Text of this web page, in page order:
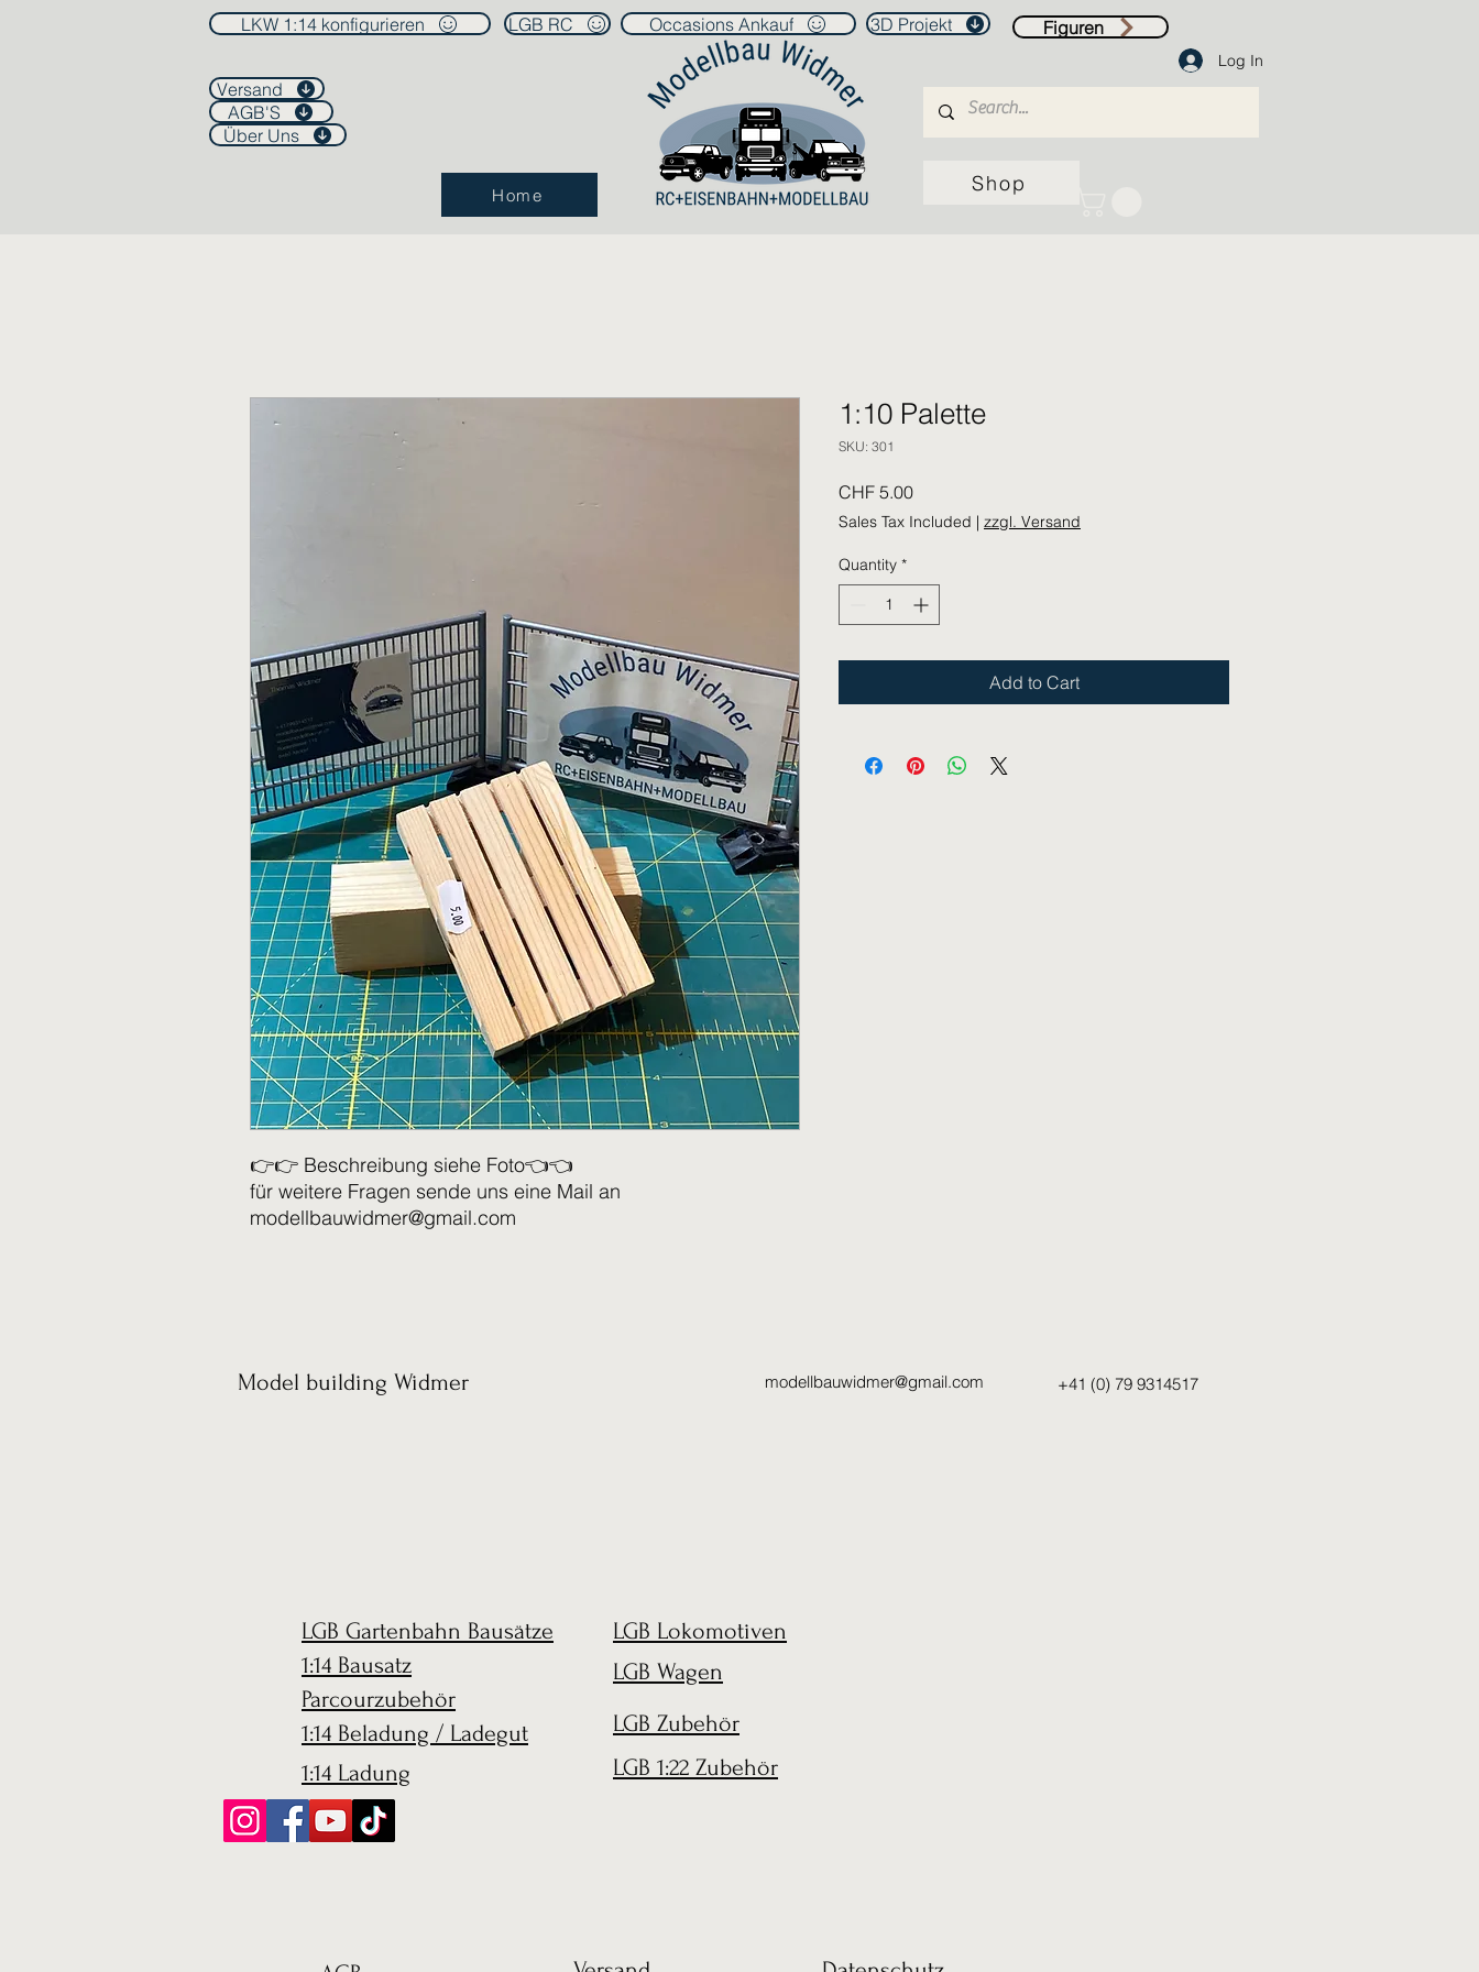
LKW 1:14 konfigurieren LGB RC
Versand
AGB'S
Über Uns
Home
Occasions Ankauf 3D Projekt
Log In
Shop
Figuren
👉👉 Beschreibung siehe Foto👈👈
für weitere Fragen sende uns eine Mail an
modellbauwidmer@gmail.com
1:10 Palette
SKU: 301
CHF 5.00Price
Sales Tax Included | zzgl. Versand
Quantity *
Add to Cart
Model building Widmer modellbauwidmer@gmail.com +41 (0) 79 9314517
LGB Gartenbahn Bausätze
1:14 Bausatz
Parcourzubehör
1:14 Beladung / Ladegut
1:14 Ladung
LGB Lokomotiven
LGB Wagen
LGB Zubehör
LGB 1:22 Zubehör